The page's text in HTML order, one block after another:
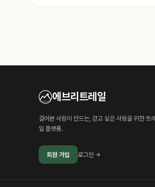
에브리트레일
걸어본 사람이 만드는, 걷고 싶은 사람을 위한 트레
일 플랫폼.
회원 가입 로그인 →